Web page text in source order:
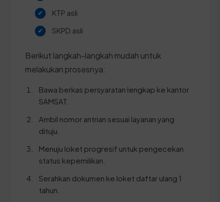
KTP asli
SKPD asli
Berikut langkah-langkah mudah untuk
melakukan prosesnya:
Bawa berkas persyaratan lengkap ke kantor
SAMSAT.
Ambil nomor antrian sesuai layanan yang
dituju.
Menuju loket progresif untuk pengecekan
status kepemilikan.
Serahkan dokumen ke loket daftar ulang 1
tahun.